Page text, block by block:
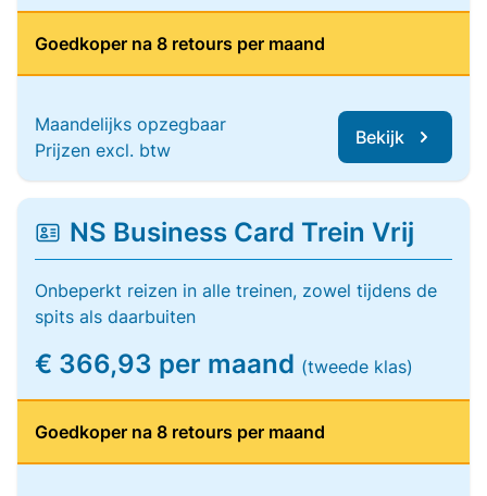
Goedkoper na 8 retours per maand
Maandelijks opzegbaar
Prijzen excl. btw
Bekijk
NS Business Card Trein Vrij
Onbeperkt reizen in alle treinen, zowel tijdens de
spits als daarbuiten
€ 366,93 per maand (tweede klas)
Goedkoper na 8 retours per maand